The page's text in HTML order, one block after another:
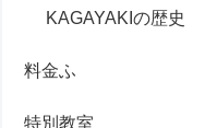
KAGAYAKIの歴史
料金ふ
特別教室